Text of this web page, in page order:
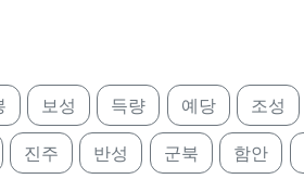
보성 득량 예당 조성
진주 반성 군북 함안